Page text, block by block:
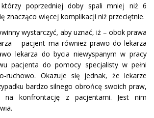
poprzedniej doby spali mniej niż 6
znacząco więcej komplikacji niż przeciętnie.
wystarczyć, aby uznać, iż – obok prawa
– pacjent ma również prawo do lekarza
lekarza do bycia niewyspanym w pracy
pacjenta do pomocy specjalisty w pełni
ruchowo. Okazuje się jednak, że lekarze
bardzo silnego obrońcę swoich praw,
na konfrontację z pacjentami. Jest nim